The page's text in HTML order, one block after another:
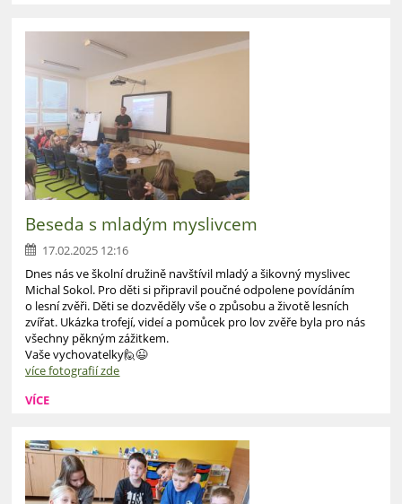
Beseda s mladým myslivcem
17.02.2025 12:16
Dnes nás ve školní družině navštívil mladý a šikovný myslivec
Michal Sokol. Pro děti si připravil poučné odpolene povídáním
o lesní zvěři. Děti se dozvěděly vše o způsobu a životě lesních
zvířat. Ukázka trofejí, videí a pomůcek pro lov zvěře byla pro nás
všechny pěkným zážitkem.
Vaše vychovatelky🙋😉
více fotografií zde
VÍCE